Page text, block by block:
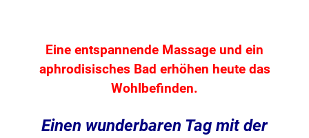
Eine entspannende Massage und ein
aphrodisisches Bad erhöhen heute das
Wohlbefinden.
Einen wunderbaren Tag mit der